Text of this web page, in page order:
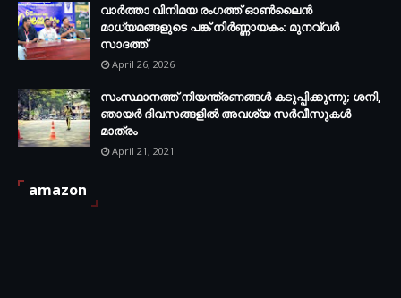
വാർത്താ വിനിമയ രംഗത്ത് ഓൺലൈൻ
മാധ്യമങ്ങളുടെ പങ്ക് നിർണ്ണായകം: മുനവ്വർ
സാദത്ത്
April 26, 2026
സംസ്ഥാനത്ത് നിയന്ത്രണങ്ങള്‍ കടുപ്പിക്കുന്നു; ശനി,
ഞായര്‍ ദിവസങ്ങളില്‍ അവശ്യ സര്‍വീസുകള്‍
മാത്രം
April 21, 2021
amazon